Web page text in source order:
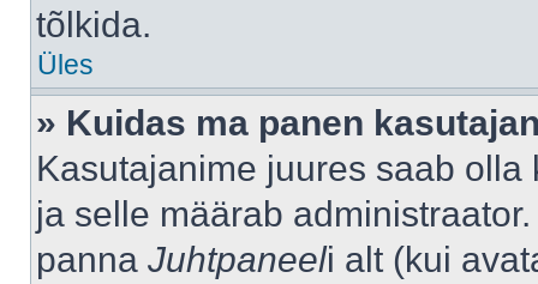
tõlkida.
Üles
» Kuidas ma panen
Kasutajanime juures saab
ja selle määrab
panna Juhtpaneeli alt (kui